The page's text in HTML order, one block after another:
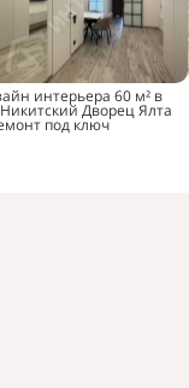
интерьера 60 м² в
Дворец Ялта
под ключ